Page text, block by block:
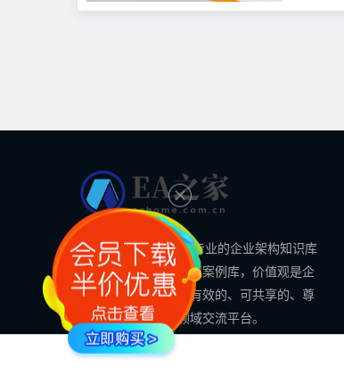
EA之家的使命是做最专业的企业架构知识库
和最全面的数字化转型案例库，价值观是企
业架构领域专业的、有效的、可共享的、尊
重知识的企业架构领域交流平台。